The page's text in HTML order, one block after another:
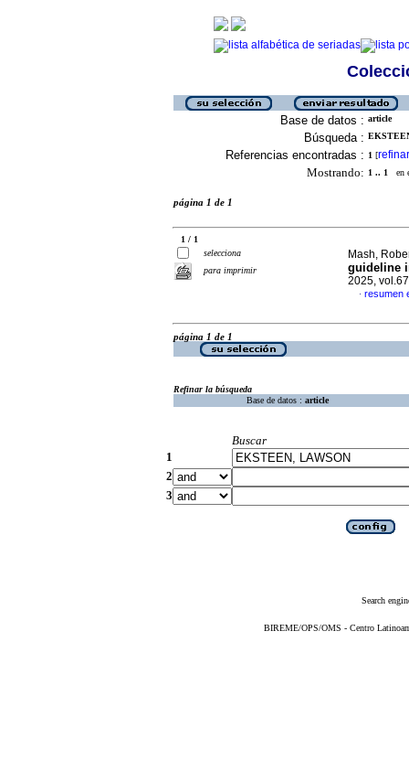
Base de datos : article
Búsqueda :
Referencias encontradas : 1 [refinar
Mostrando: 1 .. 1 en
página 1 de 1
1 / 1
selecciona
para imprimir
Mash,
guideline
2025,
· resumen
página 1 de 1
Refinar la búsqueda
Base de datos : article
Buscar
1
2
3
Search
BIREME/OPS/OMS - Centro